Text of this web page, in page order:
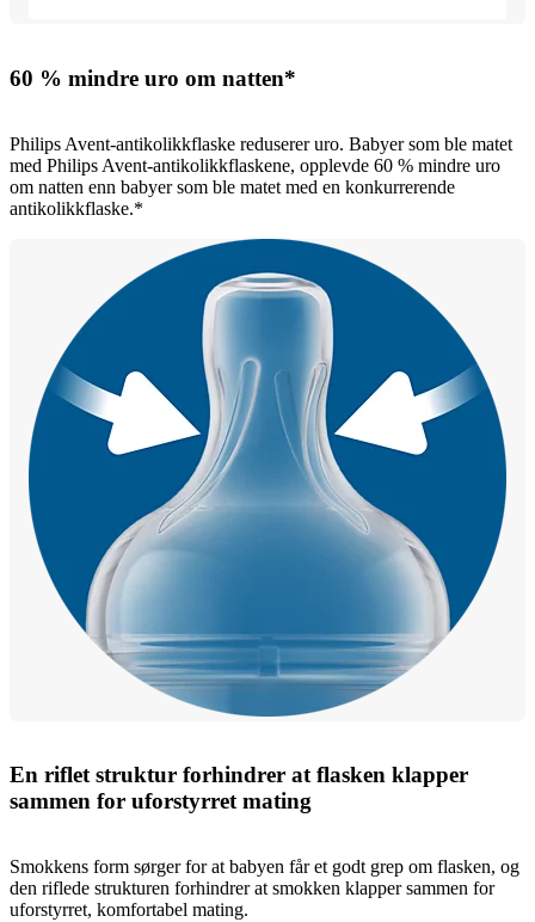
60 % mindre uro om natten*
Philips Avent-antikolikkflaske reduserer uro. Babyer som ble matet
med Philips Avent-antikolikkflaskene, opplevde 60 % mindre uro
om natten enn babyer som ble matet med en konkurrerende
antikolikkflaske.*
En riflet struktur forhindrer at flasken klapper
sammen for uforstyrret mating
Smokkens form sørger for at babyen får et godt grep om flasken, og
den riflede strukturen forhindrer at smokken klapper sammen for
uforstyrret, komfortabel mating.